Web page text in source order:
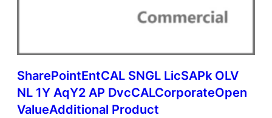
SharePointEntCAL SNGL LicSAPk OLV
NL 1Y AqY2 AP DvcCALCorporateOpen
ValueAdditional Product